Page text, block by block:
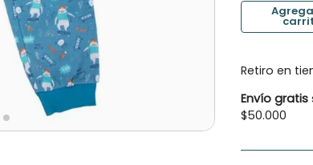
Retiro en
Envío gratis
$50.000